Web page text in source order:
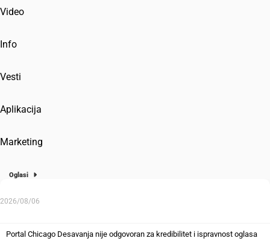
Video
Info
Vesti
Aplikacija
Marketing
Oglasi
Portal Chicago Desavanja nije odgovoran za kredibilitet i ispravnost oglasa
2026/08/06